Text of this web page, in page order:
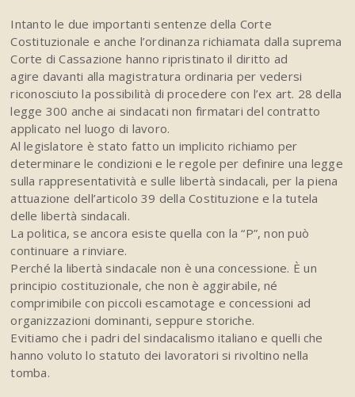
Intanto le due importanti sentenze della Corte
Costituzionale e anche l’ordinanza richiamata dalla suprema
Corte di Cassazione hanno ripristinato il diritto ad
agire davanti alla magistratura ordinaria per vedersi
riconosciuto la possibilità di procedere con l’ex art. 28 della
legge 300 anche ai sindacati non firmatari del contratto
applicato nel luogo di lavoro.
Al legislatore è stato fatto un implicito richiamo per
determinare le condizioni e le regole per definire una legge
sulla rappresentatività e sulle libertà sindacali, per la piena
attuazione dell’articolo 39 della Costituzione e la tutela
delle libertà sindacali.
La politica, se ancora esiste quella con la “P”, non può
continuare a rinviare.
Perché la libertà sindacale non è una concessione. È un
principio costituzionale, che non è aggirabile, né
comprimibile con piccoli escamotage e concessioni ad
organizzazioni dominanti, seppure storiche.
Evitiamo che i padri del sindacalismo italiano e quelli che
hanno voluto lo statuto dei lavoratori si rivoltino nella
tomba.